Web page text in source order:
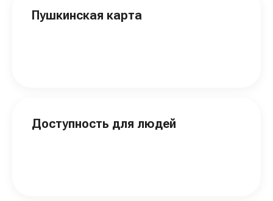
Пушкинская карта
Доступность для людей